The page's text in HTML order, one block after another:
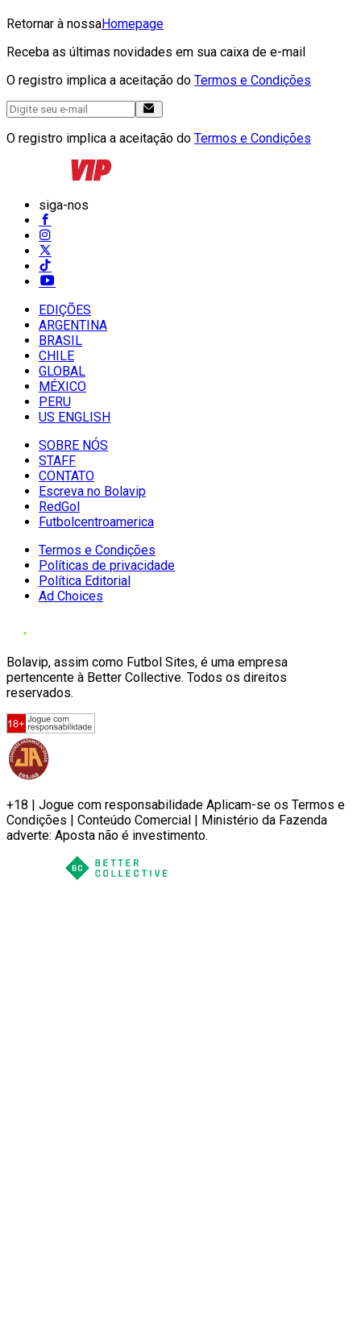
Retornar à nossaHomepage
Receba as últimas novidades em sua caixa de e-mail
O registro implica a aceitação do Termos e Condições
O registro implica a aceitação do Termos e Condições
siga-nos
EDIÇÕES
ARGENTINA
BRASIL
CHILE
GLOBAL
MÉXICO
PERU
US ENGLISH
SOBRE NÓS
STAFF
CONTATO
Escreva no Bolavip
RedGol
Futbolcentroamerica
Termos e Condições
Políticas de privacidade
Política Editorial
Ad Choices
Bolavip, assim como Futbol Sites, é uma empresa
pertencente à Better Collective. Todos os direitos
reservados.
+18 | Jogue com responsabilidade Aplicam-se os Termos e
Condições | Conteúdo Comercial | Ministério da Fazenda
adverte: Aposta não é investimento.